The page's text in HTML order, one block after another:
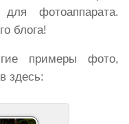
фотоаппарата.
блога!
примеры фото,
здесь: